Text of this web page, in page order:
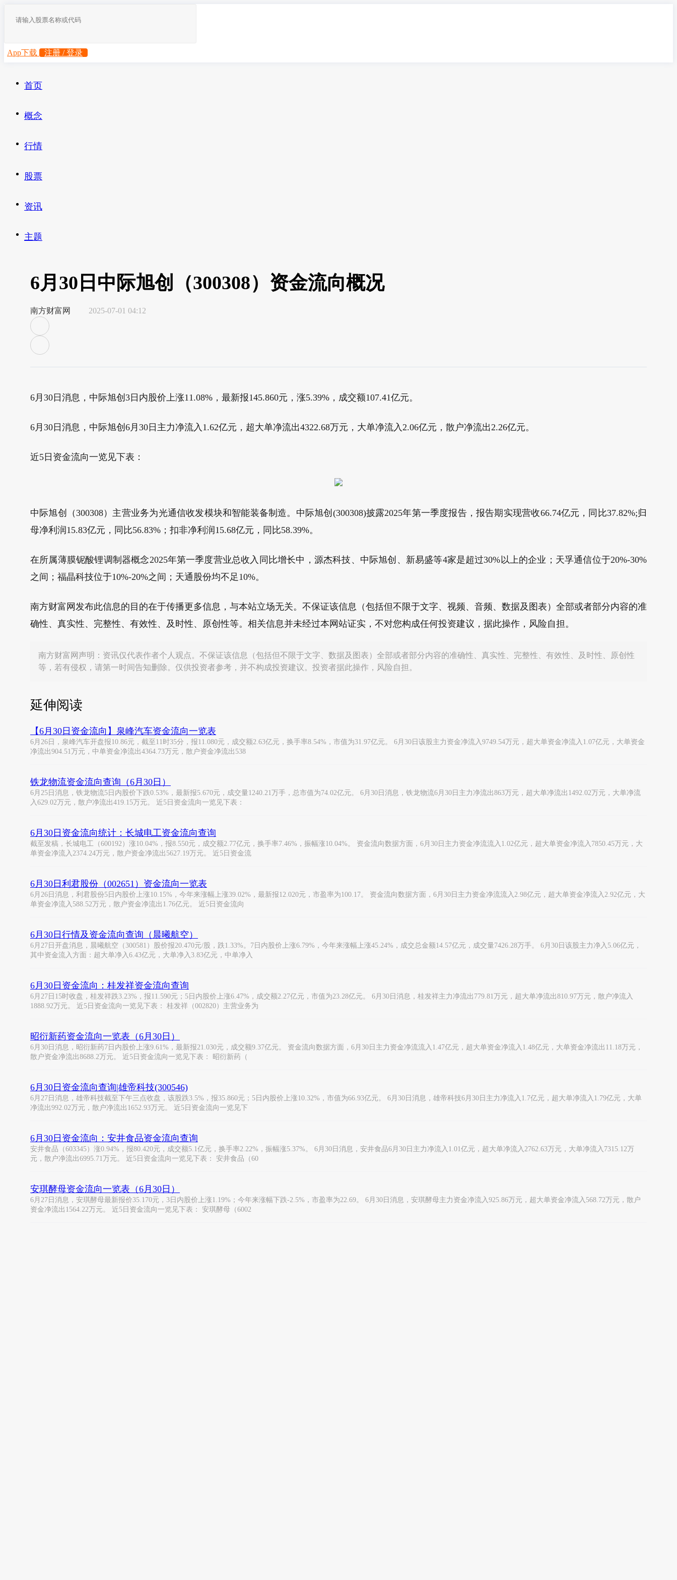
App下载 注册 / 登录
首页
概念
行情
股票
资讯
主题
6月30日中际旭创（300308）资金流向概况
南方财富网 2025-07-01 04:12
6月30日消息，中际旭创3日内股价上涨11.08%，最新报145.860元，涨5.39%，成交额107.41亿元。
6月30日消息，中际旭创6月30日主力净流入1.62亿元，超大单净流出4322.68万元，大单净流入2.06亿元，散户净流出2.26亿元。
近5日资金流向一览见下表：
中际旭创（300308）主营业务为光通信收发模块和智能装备制造。中际旭创(300308)披露2025年第一季度报告，报告期实现营收66.74亿元，同比37.82%;归
母净利润15.83亿元，同比56.83%；扣非净利润15.68亿元，同比58.39%。
在所属薄膜铌酸锂调制器概念2025年第一季度营业总收入同比增长中，源杰科技、中际旭创、新易盛等4家是超过30%以上的企业；天孚通信位于20%-30%
之间；福晶科技位于10%-20%之间；天通股份均不足10%。
南方财富网发布此信息的目的在于传播更多信息，与本站立场无关。不保证该信息（包括但不限于文字、视频、音频、数据及图表）全部或者部分内容的准
确性、真实性、完整性、有效性、及时性、原创性等。相关信息并未经过本网站证实，不对您构成任何投资建议，据此操作，风险自担。
南方财富网声明：资讯仅代表作者个人观点。不保证该信息（包括但不限于文字、数据及图表）全部或者部分内容的准确性、真实性、完整性、有效性、及时性、原创性
等，若有侵权，请第一时间告知删除。仅供投资者参考，并不构成投资建议。投资者据此操作，风险自担。
延伸阅读
【6月30日资金流向】泉峰汽车资金流向一览表
6月26日，泉峰汽车开盘报10.86元，截至11时35分，报11.080元，成交额2.63亿元，换手率8.54%，市值为31.97亿元。 6月30日该股主力资金净流入9749.54万元，超大单资金净流入1.07亿元，大单资金
净流出904.51万元，中单资金净流出4364.73万元，散户资金净流出538
铁龙物流资金流向查询（6月30日）
6月25日消息，铁龙物流5日内股价下跌0.53%，最新报5.670元，成交量1240.21万手，总市值为74.02亿元。 6月30日消息，铁龙物流6月30日主力净流出863万元，超大单净流出1492.02万元，大单净流
入629.02万元，散户净流出419.15万元。 近5日资金流向一览见下表：
6月30日资金流向统计：长城电工资金流向查询
截至发稿，长城电工（600192）涨10.04%，报8.550元，成交额2.77亿元，换手率7.46%，振幅涨10.04%。 资金流向数据方面，6月30日主力资金净流流入1.02亿元，超大单资金净流入7850.45万元，大
单资金净流入2374.24万元，散户资金净流出5627.19万元。 近5日资金流
6月30日利君股份（002651）资金流向一览表
6月26日消息，利君股份5日内股价上涨10.15%，今年来涨幅上涨39.02%，最新报12.020元，市盈率为100.17。 资金流向数据方面，6月30日主力资金净流流入2.98亿元，超大单资金净流入2.92亿元，大
单资金净流入588.52万元，散户资金净流出1.76亿元。 近5日资金流向
6月30日行情及资金流向查询（晨曦航空）
6月27日开盘消息，晨曦航空（300581）股价报20.470元/股，跌1.33%。7日内股价上涨6.79%，今年来涨幅上涨45.24%，成交总金额14.57亿元，成交量7426.28万手。 6月30日该股主力净入5.06亿元，
其中资金流入方面：超大单净入6.43亿元，大单净入3.83亿元，中单净入
6月30日资金流向：桂发祥资金流向查询
6月27日15时收盘，桂发祥跌3.23%，报11.590元；5日内股价上涨6.47%，成交额2.27亿元，市值为23.28亿元。 6月30日消息，桂发祥主力净流出779.81万元，超大单净流出810.97万元，散户净流入
1888.92万元。 近5日资金流向一览见下表： 桂发祥（002820）主营业务为
昭衍新药资金流向一览表（6月30日）
6月30日消息，昭衍新药7日内股价上涨9.61%，最新报21.030元，成交额9.37亿元。 资金流向数据方面，6月30日主力资金净流流入1.47亿元，超大单资金净流入1.48亿元，大单资金净流出11.18万元，
散户资金净流出8688.2万元。 近5日资金流向一览见下表： 昭衍新药（
6月30日资金流向查询|雄帝科技(300546)
6月27日消息，雄帝科技截至下午三点收盘，该股跌3.5%，报35.860元；5日内股价上涨10.32%，市值为66.93亿元。 6月30日消息，雄帝科技6月30日主力净流入1.7亿元，超大单净流入1.79亿元，大单
净流出992.02万元，散户净流出1652.93万元。 近5日资金流向一览见下
6月30日资金流向：安井食品资金流向查询
安井食品（603345）涨0.94%，报80.420元，成交额5.1亿元，换手率2.22%，振幅涨5.37%。 6月30日消息，安井食品6月30日主力净流入1.01亿元，超大单净流入2762.63万元，大单净流入7315.12万
元，散户净流出6995.71万元。 近5日资金流向一览见下表： 安井食品（60
安琪酵母资金流向一览表（6月30日）
6月27日消息，安琪酵母最新报价35.170元，3日内股价上涨1.19%；今年来涨幅下跌-2.5%，市盈率为22.69。 6月30日消息，安琪酵母主力资金净流入925.86万元，超大单资金净流入568.72万元，散户
资金净流出1564.22万元。 近5日资金流向一览见下表： 安琪酵母（6002